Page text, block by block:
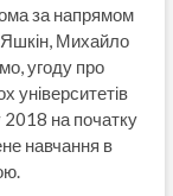
за напрямом
Михайло
угоду про
університетів
2018 на початку
навчання в